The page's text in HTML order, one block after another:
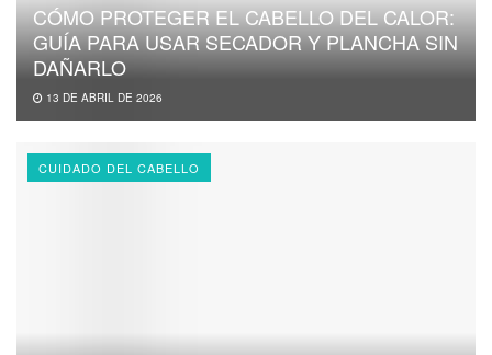
CÓMO PROTEGER EL CABELLO DEL CALOR:
GUÍA PARA USAR SECADOR Y PLANCHA SIN
DAÑARLO
13 DE ABRIL DE 2026
CUIDADO DEL CABELLO